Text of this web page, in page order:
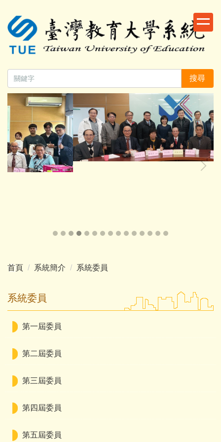
到
主
內
搜尋
首頁 系統簡介 系統委員
系統委員
第一屆委員
第二屆委員
第三屆委員
第四屆委員
第五屆委員